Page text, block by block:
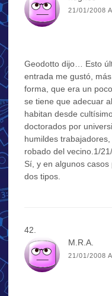
21/01/2008
Geodotto dijo… Esto
entrada me gustó,
forma, que era un
se tiene que adecuar
habitan desde
doctorados por
humildes
robado del
Sí, y en algunos
dos tipos.
M.R.A.
21/01/2008